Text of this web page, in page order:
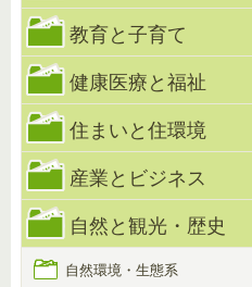
教育と子育て
健康医療と福祉
住まいと住環境
産業とビジネス
自然と観光・歴史
自然環境・生態系